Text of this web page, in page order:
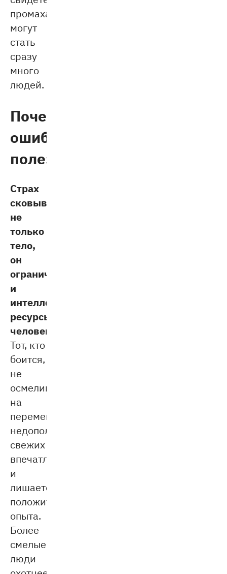
промаха
могут
стать
сразу
много
людей.
Почему
ошибаться
полезно
Страх
сковывает
не
только
тело,
он
ограничивает
и
интеллектуальные
ресурсы
человека.
Тот, кто
боится,
не
осмеливается
на
перемены,
недополучает
свежих
впечатлений
и
лишается
положительного
опыта.
Более
смелые
люди